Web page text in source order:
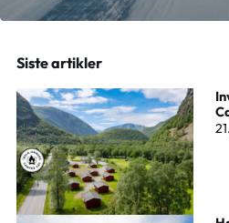
Siste artikler